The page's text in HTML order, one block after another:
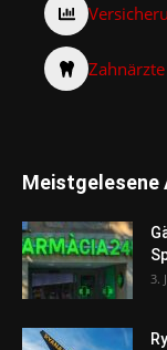
Meistgelesene
3.